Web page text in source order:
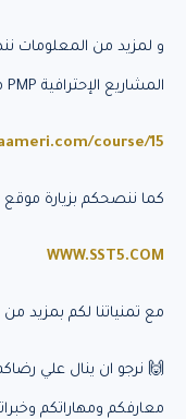
و لمزيد من المعلومات
المشاريع الإحترافية PMP من خلال الرابط التالي :
course/15
كما ننصحكم بزيارة موقع
WWW.SST5.COM
مع تمنياتنا لكم بمزيد من
🙌 نرجو ان ينال علي
معارفكم ومهاراتكم